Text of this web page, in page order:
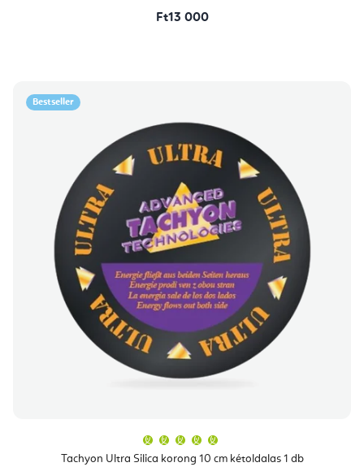
Ft13 000
Bestseller
Tachyon Ultra Silica korong 10 cm kétoldalas 1 db
átlagos